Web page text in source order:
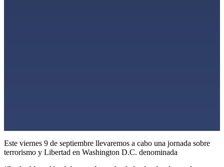
Este viernes 9 de septiembre llevaremos a cabo una jornada sobre
terrorismo y Libertad en Washington D.C. denominada